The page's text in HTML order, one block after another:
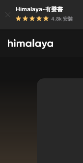
Himalaya-有聲書
4.8k 安裝